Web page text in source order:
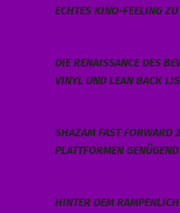
ECHTES KINO-FEELING
DIE RENAISSANCE DES
VINYL UND LEAN BACK
SHAZAM FAST FORWARD
PLATTFORMEN
HINTER DEM